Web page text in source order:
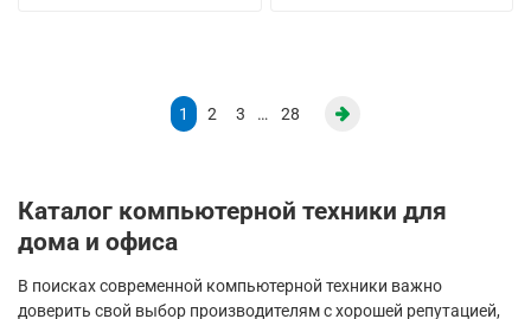
1 2 3 … 28
Каталог компьютерной техники для
дома и офиса
В поисках современной компьютерной техники важно
доверить свой выбор производителям с хорошей репутацией,